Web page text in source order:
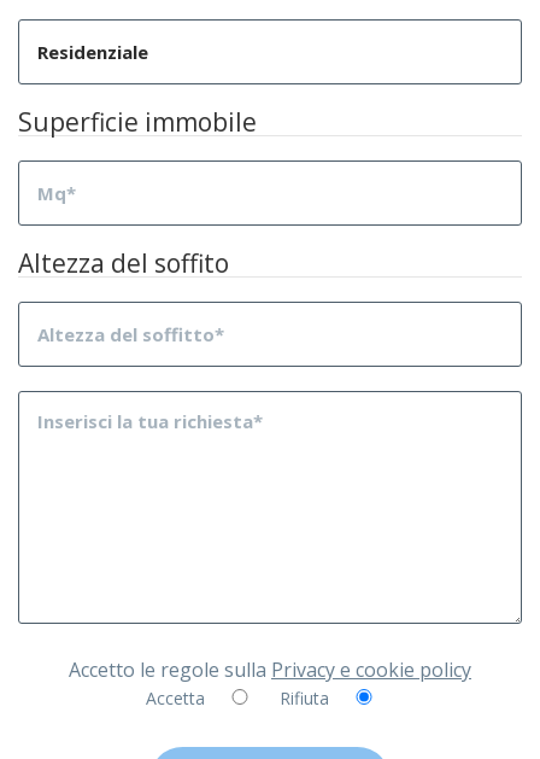
Superficie immobile
Altezza del soffito
Accetto le regole sulla Privacy e cookie policy
Accetta Rifiuta